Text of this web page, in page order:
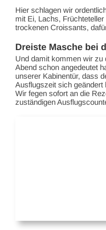
Hier schlagen wir
mit Ei, Lachs,
trockenen Croissants,
Dreiste Masche bei
Und damit kommen wir
Abend schon angedeutet
unserer Kabinentür, dass
Ausflugszeit sich geändert
Wir fegen sofort an die
zuständigen